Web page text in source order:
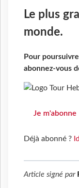
Le plus
monde.
Pour
abonnez-vous
Je m'abonne
Déjà abonné ?
Article signé par